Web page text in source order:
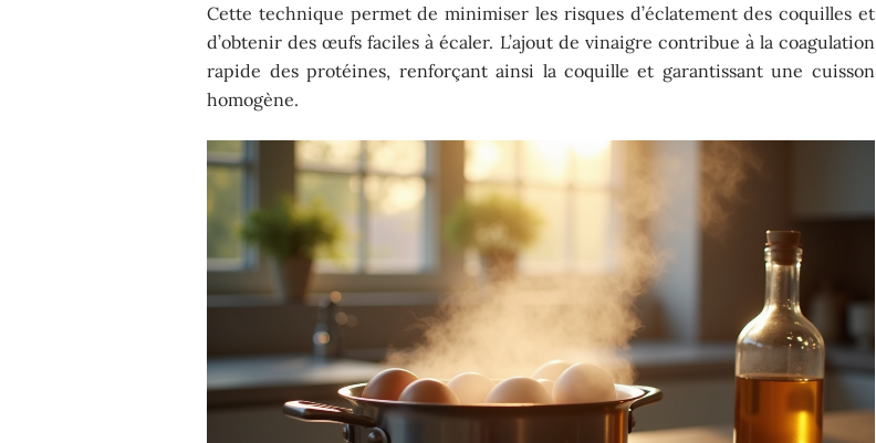
Cette technique permet de minimiser les risques d’éclatement des coquilles et
d’obtenir des œufs faciles à écaler. L’ajout de vinaigre contribue à la coagulation
rapide des protéines, renforçant ainsi la coquille et garantissant une cuisson
homogène.